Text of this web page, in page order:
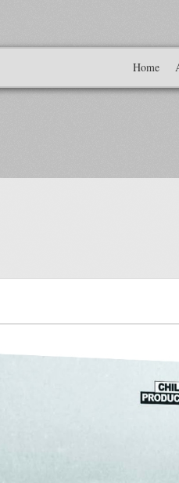
Home